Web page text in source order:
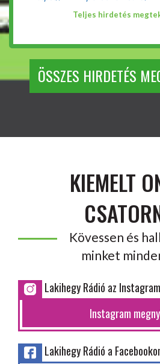
Teljes hirdetés
ÖSSZES HIRDETÉS
KIEMELT
Kövessen és
minket
Lakihegy Rádió az
Instagram
Lakihegy Rádió a